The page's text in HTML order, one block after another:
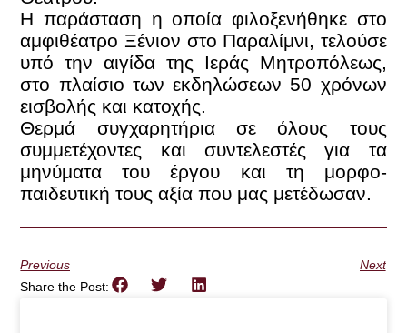
Η παράσταση η οποία φιλοξενήθηκε στο
αμφιθέατρο Ξένιον στο Παραλίμνι, τελούσε
υπό την αιγίδα της Ιεράς Μητροπόλεως,
στο πλαίσιο των εκδηλώσεων 50 χρόνων
εισβολής και κατοχής.
Θερμά συγχαρητήρια σε όλους τους
συμμετέχοντες και συντελεστές για τα
μηνύματα του έργου και τη μορφο-
παιδευτική τους αξία που μας μετέδωσαν.
Previous
Next
Share the Post: